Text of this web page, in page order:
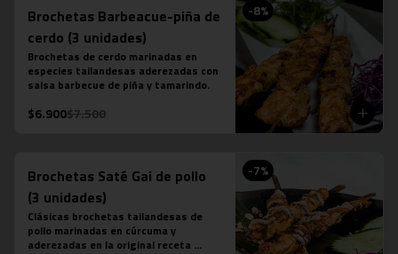
-8%
Brochetas Barbeacue-piña de
cerdo (3 unidades)
Brochetas de cerdo marinadas en
especies tailandesas aderezadas con
salsa barbecue de piña y tamarindo.
$6.900$7.500
-7%
Brochetas Saté Gai de pollo
(3 unidades)
Clásicas brochetas tailandesas de
pollo marinadas en cúrcuma y
aderezadas en la original receta